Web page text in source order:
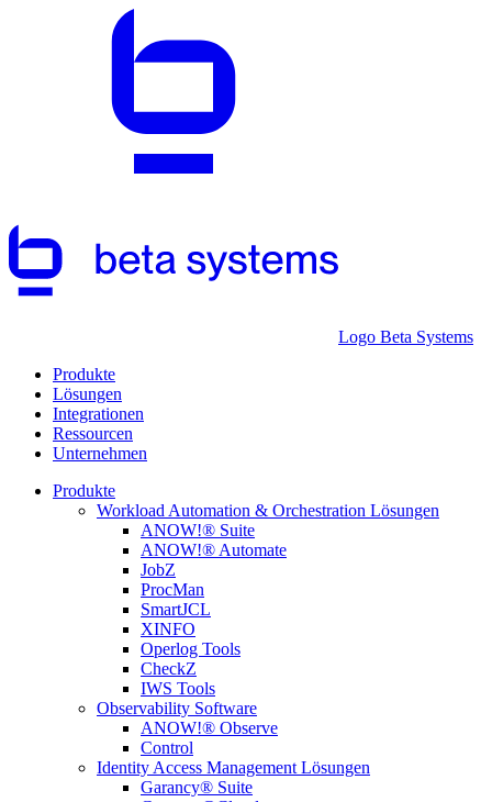
Logo Beta Systems
Produkte
Lösungen
Integrationen
Ressourcen
Unternehmen
Produkte
Workload Automation & Orchestration Lösungen
ANOW!® Suite
ANOW!® Automate
JobZ
ProcMan
SmartJCL
XINFO
Operlog Tools
CheckZ
IWS Tools
Observability Software
ANOW!® Observe
Control
Identity Access Management Lösungen
Garancy® Suite